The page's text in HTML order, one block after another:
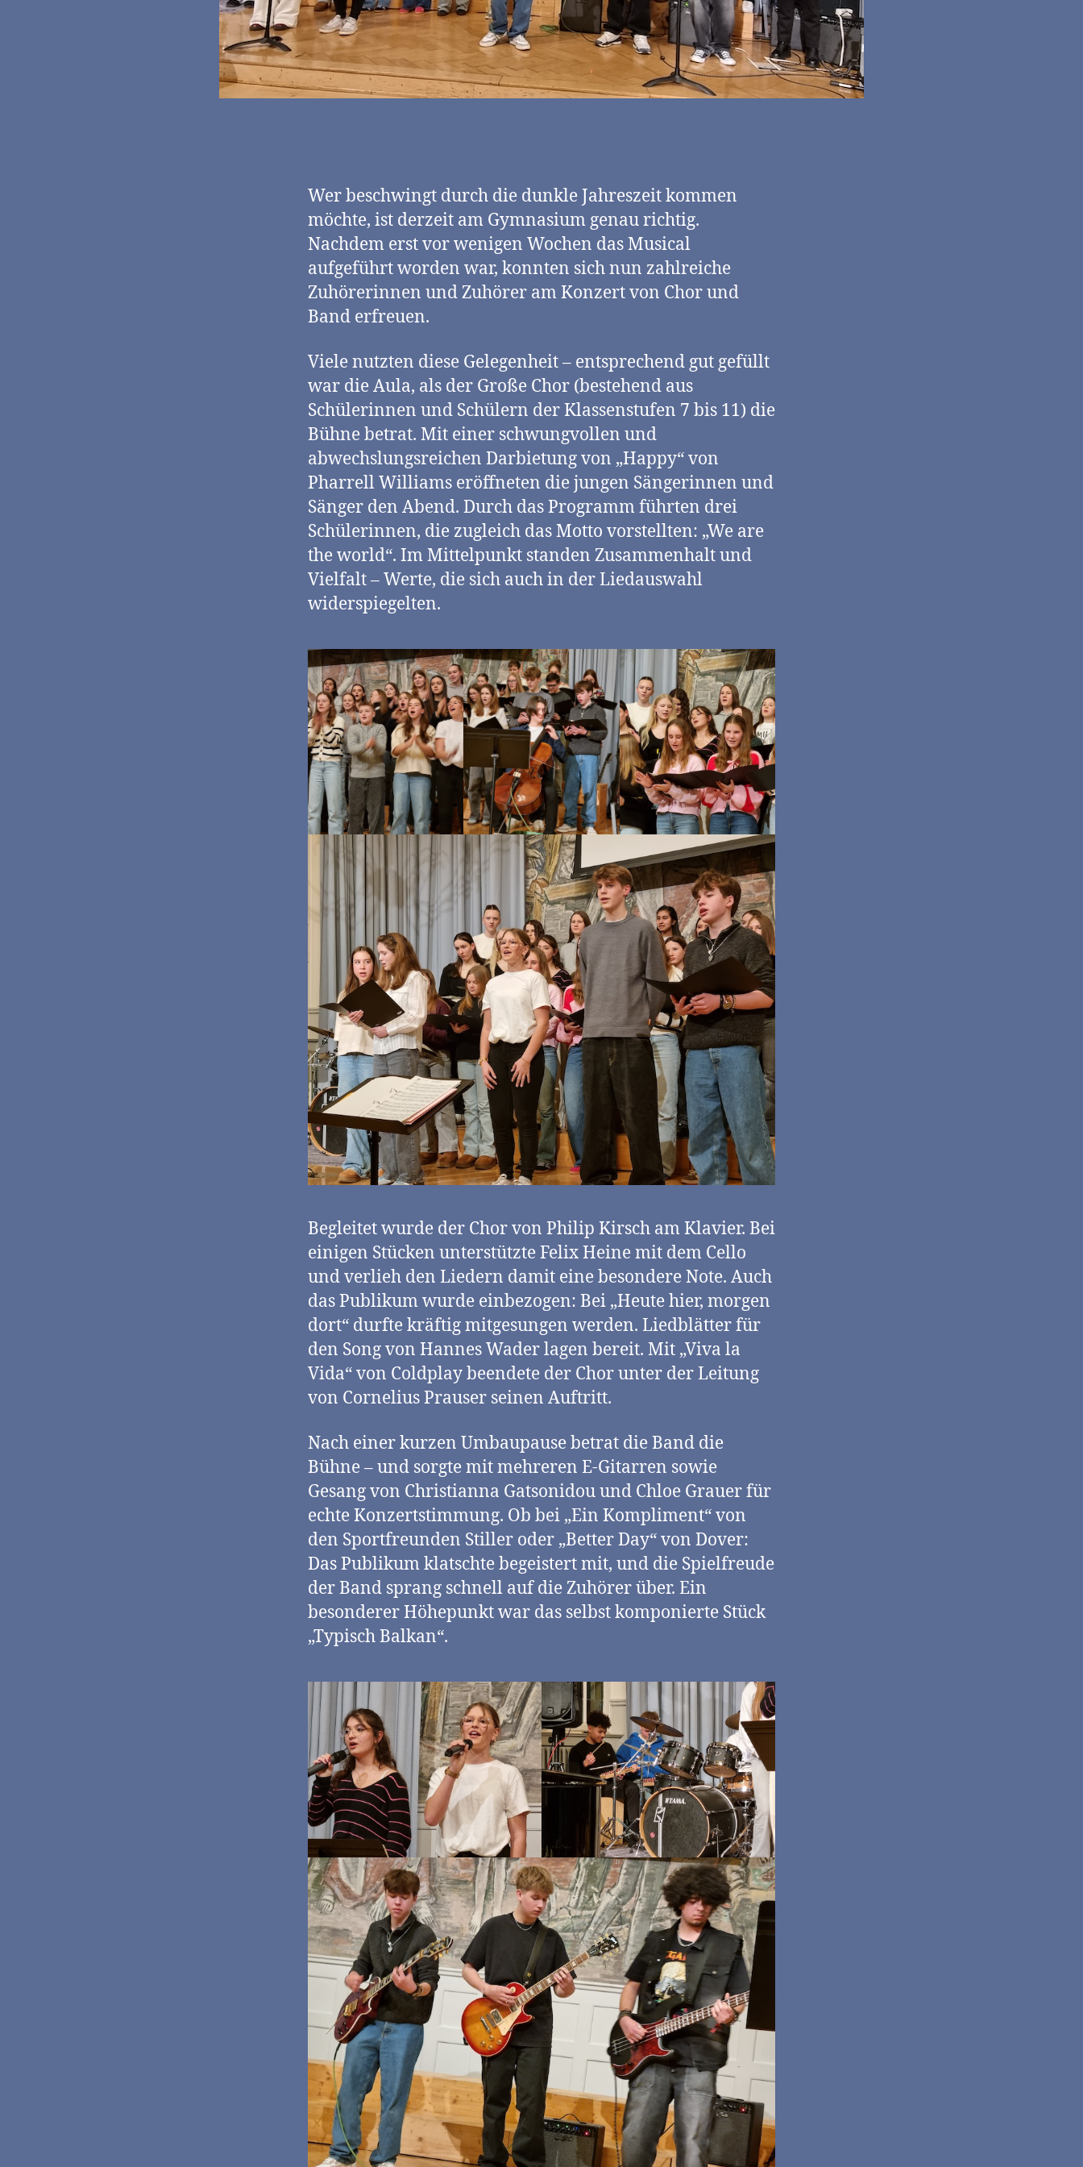
Wer beschwingt durch die dunkle Jahreszeit kommen
möchte, ist derzeit am Gymnasium genau richtig.
Nachdem erst vor wenigen Wochen das Musical
aufgeführt worden war, konnten sich nun zahlreiche
Zuhörerinnen und Zuhörer am Konzert von Chor und
Band erfreuen.
Viele nutzten diese Gelegenheit – entsprechend gut gefüllt
war die Aula, als der Große Chor (bestehend aus
Schülerinnen und Schülern der Klassenstufen 7 bis 11) die
Bühne betrat. Mit einer schwungvollen und
abwechslungsreichen Darbietung von „Happy“ von
Pharrell Williams eröffneten die jungen Sängerinnen und
Sänger den Abend. Durch das Programm führten drei
Schülerinnen, die zugleich das Motto vorstellten: „We are
the world“. Im Mittelpunkt standen Zusammenhalt und
Vielfalt – Werte, die sich auch in der Liedauswahl
widerspiegelten.
Begleitet wurde der Chor von Philip Kirsch am Klavier. Bei
einigen Stücken unterstützte Felix Heine mit dem Cello
und verlieh den Liedern damit eine besondere Note. Auch
das Publikum wurde einbezogen: Bei „Heute hier, morgen
dort“ durfte kräftig mitgesungen werden. Liedblätter für
den Song von Hannes Wader lagen bereit. Mit „Viva la
Vida“ von Coldplay beendete der Chor unter der Leitung
von Cornelius Prauser seinen Auftritt.
Nach einer kurzen Umbaupause betrat die Band die
Bühne – und sorgte mit mehreren E-Gitarren sowie
Gesang von Christianna Gatsonidou und Chloe Grauer für
echte Konzertstimmung. Ob bei „Ein Kompliment“ von
den Sportfreunden Stiller oder „Better Day“ von Dover:
Das Publikum klatschte begeistert mit, und die Spielfreude
der Band sprang schnell auf die Zuhörer über. Ein
besonderer Höhepunkt war das selbst komponierte Stück
„Typisch Balkan“.